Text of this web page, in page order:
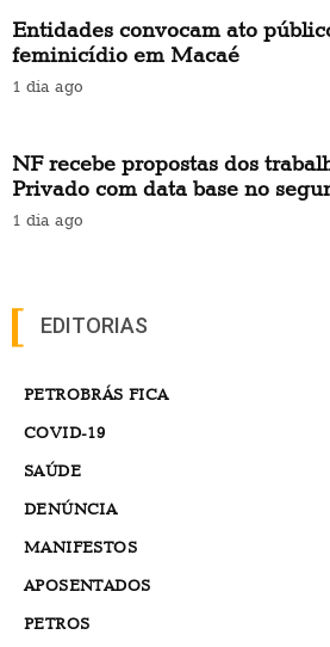
Entidades convocam ato
feminicídio em Macaé
1 dia ago
NF recebe propostas dos
Privado com data base no
1 dia ago
EDITORIAS
PETROBRÁS FICA
COVID-19
SAÚDE
DENÚNCIA
MANIFESTOS
APOSENTADOS
PETROS